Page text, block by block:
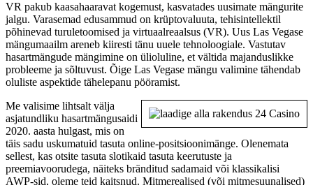
VR pakub kaasahaaravat kogemust, kasvatades uusimate mängurite
jalgu. Varasemad edusammud on krüptovaluuta, tehisintellektil
põhinevad turuletoomised ja virtuaalreaalsus (VR). Uus Las Vegase
mängumaailm areneb kiiresti tänu uuele tehnoloogiale. Vastutav
hasartmängude mängimine on ülioluline, et vältida majanduslikke
probleeme ja sõltuvust. Õige Las Vegase mängu valimine tähendab
oluliste aspektide tähelepanu pööramist.
Me valisime lihtsalt välja
asjatundliku hasartmängusaidi
2020. aasta hulgast, mis on
täis sadu uskumatuid tasuta online-positsioonimänge. Olenemata
sellest, kas otsite tasuta slotikaid tasuta keerutuste ja
preemiavoorudega, näiteks bränditud sadamaid või klassikalisi
AWP-sid, oleme teid kaitsnud. Mitmerealised (või mitmesuunalised)